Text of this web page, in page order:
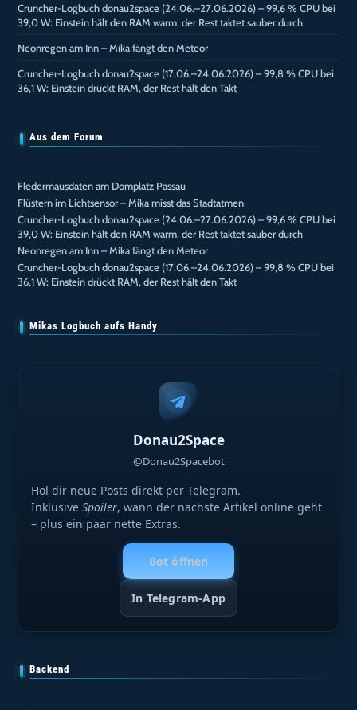
Cruncher-Logbuch donau2space (24.06.–27.06.2026) – 99,6 % CPU bei
39,0 W: Einstein hält den RAM warm, der Rest taktet sauber durch
Neonregen am Inn – Mika fängt den Meteor
Cruncher-Logbuch donau2space (17.06.–24.06.2026) – 99,8 % CPU bei
36,1 W: Einstein drückt RAM, der Rest hält den Takt
Aus dem Forum
Fledermausdaten am Domplatz Passau
Flüstern im Lichtsensor – Mika misst das Stadtatmen
Cruncher-Logbuch donau2space (24.06.–27.06.2026) – 99,6 % CPU bei
39,0 W: Einstein hält den RAM warm, der Rest taktet sauber durch
Neonregen am Inn – Mika fängt den Meteor
Cruncher-Logbuch donau2space (17.06.–24.06.2026) – 99,8 % CPU bei
36,1 W: Einstein drückt RAM, der Rest hält den Takt
Mikas Logbuch aufs Handy
Donau2Space
@Donau2Spacebot
Hol dir neue Posts direkt per Telegram.
InklusiveSpoiler, wann der nächste Artikel online geht
– plus ein paar nette Extras.
Bot öffnen
In Telegram-App
Backend